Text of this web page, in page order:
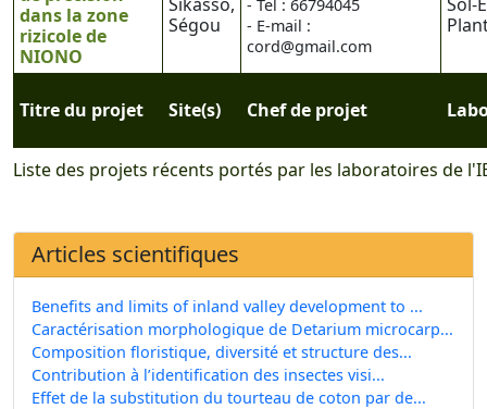
Liste des projets récents portés par les laboratoires de
Titre du projet Site(s) Chef de projet
dans la zone
rizicole de
NIONO
Ségou
- Tel : 66794045
- E-mail :
cord@gmail.com
Articles scientifiques
Benefits and limits of inland valley development to ...
Caractérisation morphologique de Detarium microcarp...
Composition floristique, diversité et structure des...
Contribution à l’identification des insectes visi...
Effet de la substitution du tourteau de coton par de...